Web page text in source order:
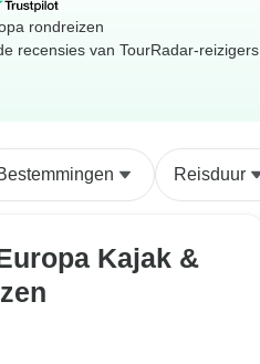
rondreizen
recensies van TourRadar-reizigers
Reisduur
Kajak &